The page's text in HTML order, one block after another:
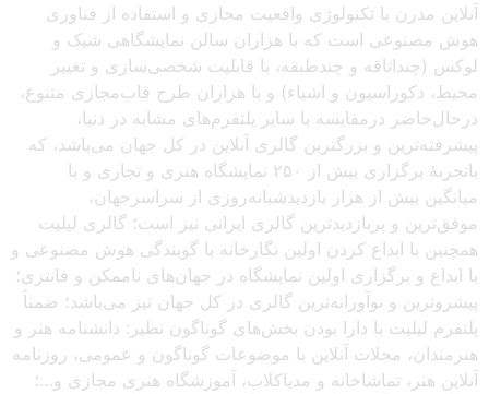
آنلاین مدرن با تکنولوژی واقعیت مجازی و استفاده از فناوری
هوش مصنوعی است که با هزاران سالن نمایشگاهی شیک و
لوکس (چنداتاقه و چندطبقه، با قابلیت شخصی‌سازی و تغییر
محیط، دکوراسیون و اشیاء) و با هزاران طرح قاب‌مجازی متنوع،
درحال‌حاضر درمقایسه با سایر پلتفرم‌های مشابه در دنیا،
پیشرفته‌ترین و بزرگترین گالری آنلاین در کل جهان می‌باشد، که
باتجربهٔ برگزاری بیش از ۲۵۰ نمایشگاه هنری و تجاری و با
میانگین بیش از هزار بازدیدشبانه‌روزی از سراسرجهان،
موفق‌ترین و پربازدیدترین گالری ایرانی نیز است؛ گالری لیلیت
همچنین با ابداع کردن اولین نگارخانه با گویندگی هوش مصنوعی و
با ابداع و برگزاری اولین نمایشگاه در جهان‌های ناممکن و فانتزی؛
پیشروترین و نوآورانه‌ترین گالری در کل جهان نیز می‌باشد؛ ضمناً
پلتفرم لیلیت با دارا بودن بخش‌های گوناگون نظیر: دانشنامه هنر و
هنرمندان، مجلات آنلاین با موضوعات گوناگون و عمومی، روزنامه
آنلاین هنر، تماشاخانه و مدیاکلاب، آموزشگاه هنری مجازی و…؛